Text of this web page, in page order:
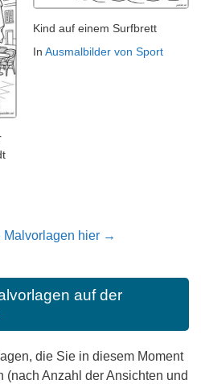
Kind auf einem Surfbrett
In Ausmalbilder von Sport
Malvorlagen hier →
auf der
die Sie in diesem Moment
(nach Anzahl der Ansichten und